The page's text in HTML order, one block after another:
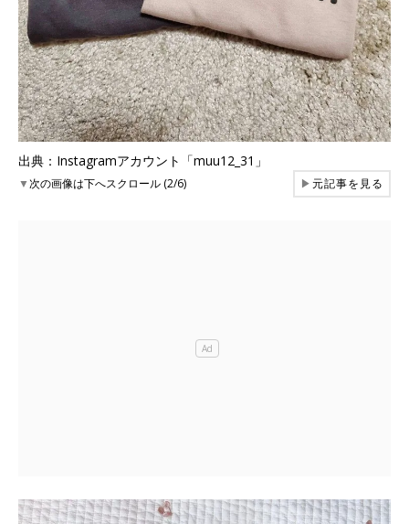
出典：Instagramアカウント「muu12_31」
▼次の画像は下へスクロール (2/6) ▶元記事を見る